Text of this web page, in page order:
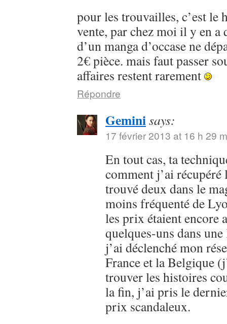
pour les trouvailles, c’est le
vente, par chez moi il y en
d’un manga d’occase ne
2€ pièce. mais faut passer
affaires restent rarement
Répondre
Geminisays:
17 février 2013 at 16 h 29
En tout cas, ta
comment j’ai
trouvé deux dans le
moins fréquenté de
les prix étaient encore
quelques-uns dans
j’ai déclenché mon
France et la Belgique
trouver les histoires
la fin, j’ai pris le
prix scandaleux.